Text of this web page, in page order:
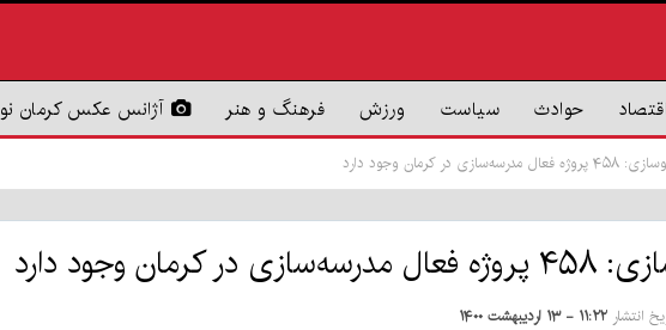
اقتصاد حوادث سیاست ورزش فرهنگ و هنر آژانس عکس کرمان نو
در کرمان وجود دارد
وجود دارد
انتشار ۱۱:۲۲ - ۱۳ اردیبهشت ۱۴۰۰